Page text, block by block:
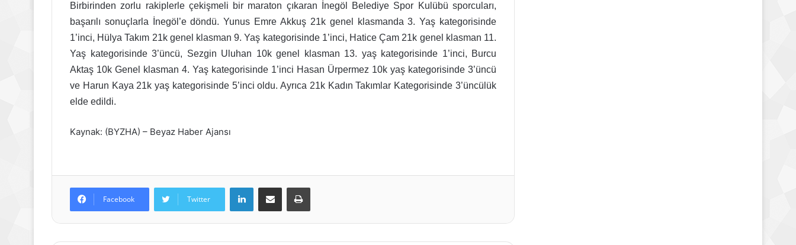
Birbirinden zorlu rakiplerle çekişmeli bir maraton çıkaran İnegöl Belediye Spor Kulübü sporcuları,
başarılı sonuçlarla İnegöl’e döndü. Yunus Emre Akkuş 21k genel klasmanda 3. Yaş kategorisinde
1’inci, Hülya Takım 21k genel klasman 9. Yaş kategorisinde 1’inci, Hatice Çam 21k genel klasman 11.
Yaş kategorisinde 3’üncü, Sezgin Uluhan 10k genel klasman 13. yaş kategorisinde 1’inci, Burcu
Aktaş 10k Genel klasman 4. Yaş kategorisinde 1’inci Hasan Ürpermez 10k yaş kategorisinde 3’üncü
ve Harun Kaya 21k yaş kategorisinde 5’inci oldu. Ayrıca 21k Kadın Takımlar Kategorisinde 3’üncülük
elde edildi.
Kaynak: (BYZHA) – Beyaz Haber Ajansı
Facebook Twitter
LinkedInE-Posta ile paylaş Yazdır